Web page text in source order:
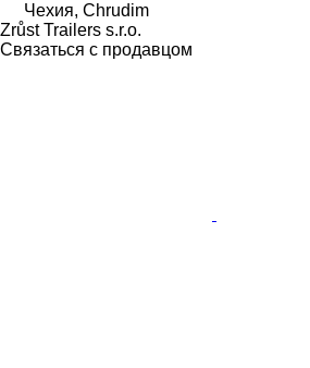
Чехия, Chrudim
Zrůst Trailers s.r.o.
Связаться с продавцом